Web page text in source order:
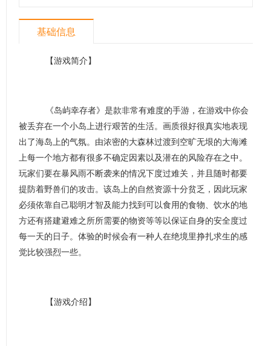
基础信息
【游戏简介】
《岛屿幸存者》是款非常有难度的手游，在游戏中你会
被丢弃在一个小岛上进行艰苦的生活。画质很好很真实地表现
出了海岛上的气氛。由浓密的大森林过渡到空旷无垠的大海滩
上每一个地方都有很多不确定因素以及潜在的风险存在之中。
玩家们要在暴风雨不断袭来的情况下度过难关，并且随时都要
提防着野兽们的攻击。该岛上的自然资源十分贫乏，因此玩家
必须依靠自己聪明才智及能力找到可以食用的食物、饮水的地
方还有搭建避难之所所需要的物资等等以保证自身的安全度过
每一天的日子。体验的时候会有一种人在绝境里挣扎求生的感
觉比较强烈一些。
【游戏介绍】